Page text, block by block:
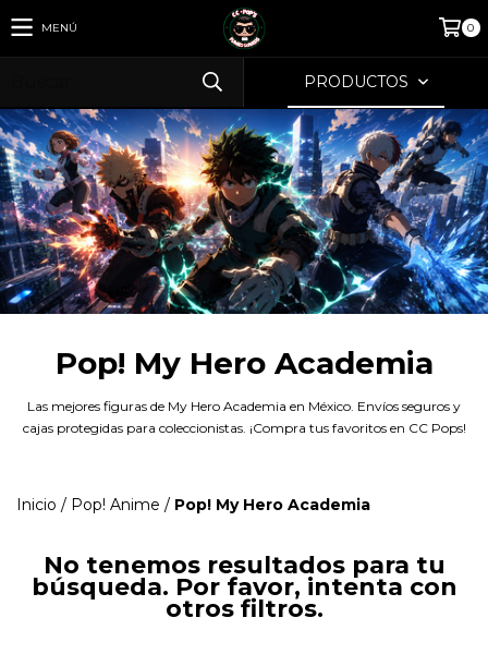
MENÚ 0
PRODUCTOS
Pop! My Hero Academia
Las mejores figuras de My Hero Academia en México. Envíos seguros y
cajas protegidas para coleccionistas. ¡Compra tus favoritos en CC Pops!
Inicio / Pop! Anime / Pop! My Hero Academia
No tenemos resultados para tu
búsqueda. Por favor, intenta con
otros filtros.